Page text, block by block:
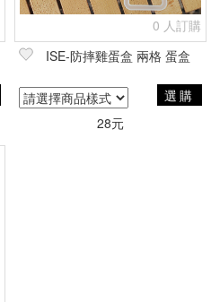
0 人訂購
ISE-防摔雞蛋盒 兩格 蛋盒
選購
28元